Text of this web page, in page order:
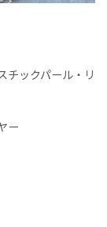
チックパール・リ
ー